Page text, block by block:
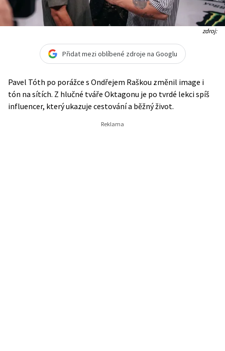
zdroj:
Přidat mezi oblíbené zdroje na Googlu
Pavel Tóth po porážce s Ondřejem Raškou změnil image i
tón na sítích. Z hlučné tváře Oktagonu je po tvrdé lekci spíš
influencer, který ukazuje cestování a běžný život.